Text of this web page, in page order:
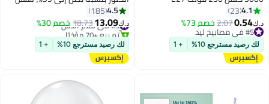
4.1
23
د.ك‏0.54
2.07خصم 73%
#5 في مصابيح ليد
#5 في مصابيح ليد
لك رصيد مسترجع 10% + 1
التركيب، يناسب جميع الخراطيم
والصنابير القياسية
4.5
185
د.ك‏13.09
18.73خصم 30% #9 في فلاتر الدش
تم بيع +70 مؤخرًا
#9 في فلاتر الدش
لك رصيد مسترجع 10% + 1